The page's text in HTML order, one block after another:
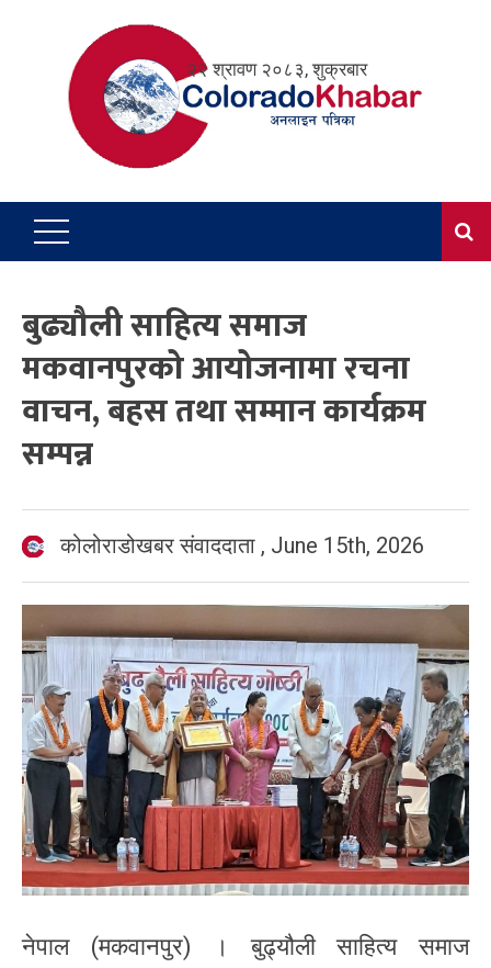
२२ श्रावण २०८३, शुक्रबार
बुढ्यौली साहित्य समाज
मकवानपुरको आयोजनामा रचना
वाचन, बहस तथा सम्मान कार्यक्रम
सम्पन्न
कोलोराडोखबर संवाददाता , June 15th, 2026
नेपाल (मकवानपुर) । बुढ्यौली साहित्य समाज